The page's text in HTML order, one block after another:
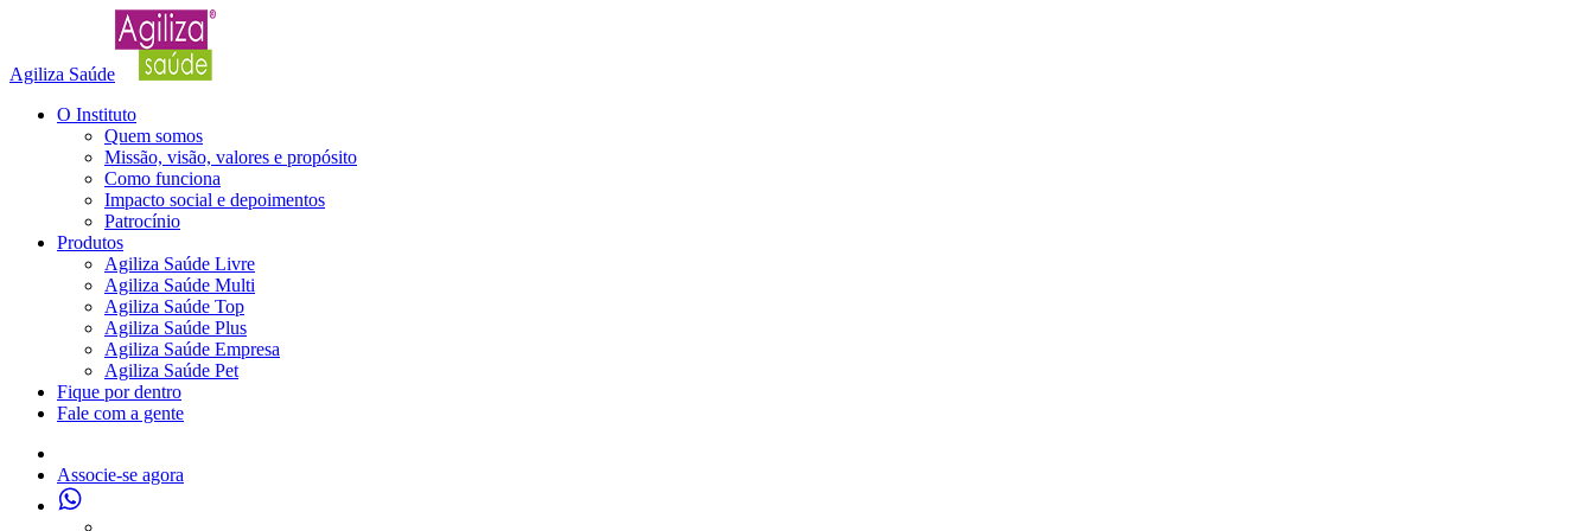
Agiliza Saúde
O Instituto
Quem somos
Missão, visão, valores e propósito
Como funciona
Impacto social e depoimentos
Patrocínio
Produtos
Agiliza Saúde Livre
Agiliza Saúde Multi
Agiliza Saúde Top
Agiliza Saúde Plus
Agiliza Saúde Empresa
Agiliza Saúde Pet
Fique por dentro
Fale com a gente
Associe-se agora